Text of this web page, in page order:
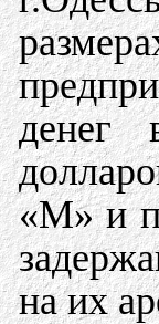
денег
«М» и
на их